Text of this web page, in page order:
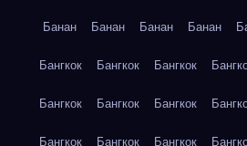
Банан Банан Банан Банан
Бангкок Бангкок Бангкок
Бангкок Бангкок Бангкок
Бангкок Бангкок Бангкок